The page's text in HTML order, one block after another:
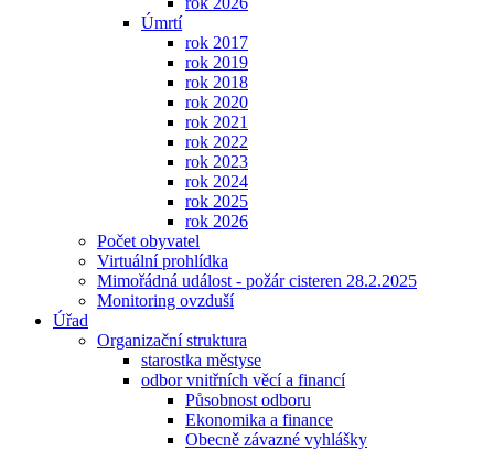
Úmrtí
rok 2017
rok 2019
rok 2018
rok 2020
rok 2021
rok 2022
rok 2023
rok 2024
rok 2025
rok 2026
Počet obyvatel
Virtuální prohlídka
Mimořádná událost - požár cisteren 28.2.2025
Monitoring ovzduší
Úřad
Organizační struktura
starostka městyse
odbor vnitřních věcí a financí
Působnost odboru
Ekonomika a finance
Obecně závazné vyhlášky